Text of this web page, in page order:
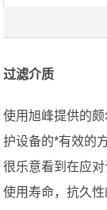
过滤介质
使用旭峰提供的
护设备的*有效的
很乐意看到在应
使用寿命，抗久